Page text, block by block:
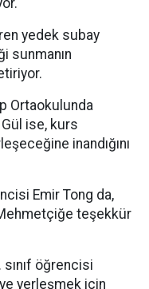
yedek subay
sunmanın
Ortaokulunda
ise, kurs
inandığını
Emir Tong da,
teşekkür
öğrencisi
yerleşmek için